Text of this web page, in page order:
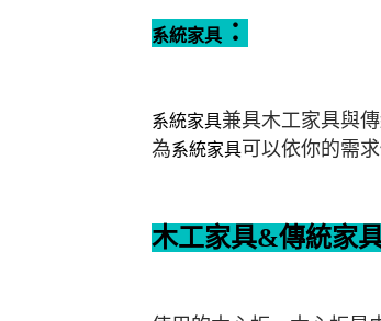
系統家具：
系統家具兼具木工家具與
為系統家具可以依你的需
木工家具&傳統家